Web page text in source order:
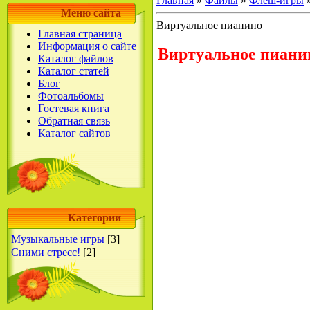
Меню сайта
Главная страница
Информация о сайте
Каталог файлов
Каталог статей
Блог
Фотоальбомы
Гостевая книга
Обратная связь
Каталог сайтов
Категории
Музыкальные игры [3]
Сними стресс! [2]
Виртуальное пианино
Виртуальное